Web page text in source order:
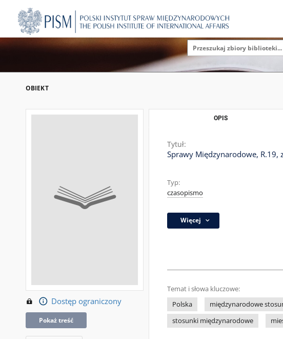
OBIEKT
Dostęp ograniczony
Pokaż treść
OPIS
Tytuł:
Sprawy Międzynarodowe, R.19,
Typ:
czasopismo
Więcej
Temat i słowa kluczowe:
Polska
międzynarodowe
stosunki międzynarodowe